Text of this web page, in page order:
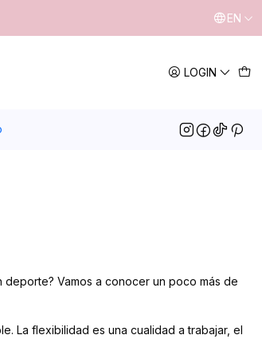
LOGIN
EN
Vamos a conocer un poco más de
La flexibilidad es una cualidad a trabajar, el